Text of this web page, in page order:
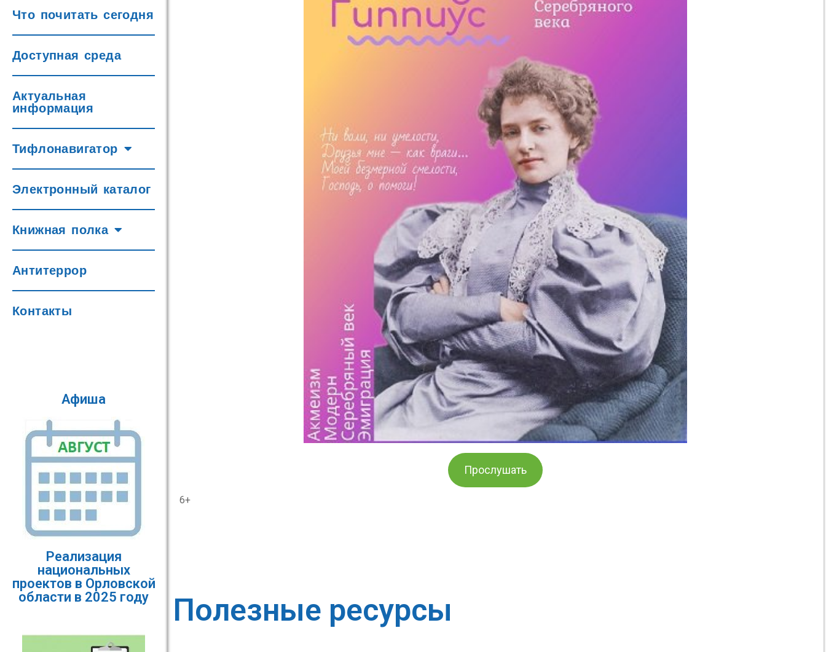
Что почитать сегодня
Доступная среда
Актуальная
информация
Тифлонавигатор
Электронный каталог
Книжная полка
Антитеррор
Контакты
Афиша
Реализация
национальных
проектов в Орловской
области в 2025 году
Прослушать
6+
Полезные ресурсы